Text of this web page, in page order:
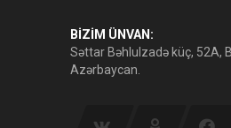
BİZİM ÜNVAN:
Səttar Bəhlulzadə küç, 52A,
Azərbaycan.